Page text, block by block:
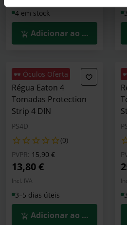
4 em stock
Adicionar ao Carrinho
🕶️ Óculos Oferta
Régua Eaton 4
Tomadas Protection
Strip 4 DIN
PS4D
(0)
PVPR: Preço reduzido de
15,90 €para
13,80 €
Incl. IVA
3–5 dias úteis
Adicionar ao Carrinho